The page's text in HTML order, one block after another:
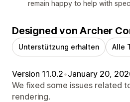
remain happy to help with
Designed von Archer
Unterstützung erhalten Alle
Version 11.0.2•January 20,
We fixed some issues related
rendering.